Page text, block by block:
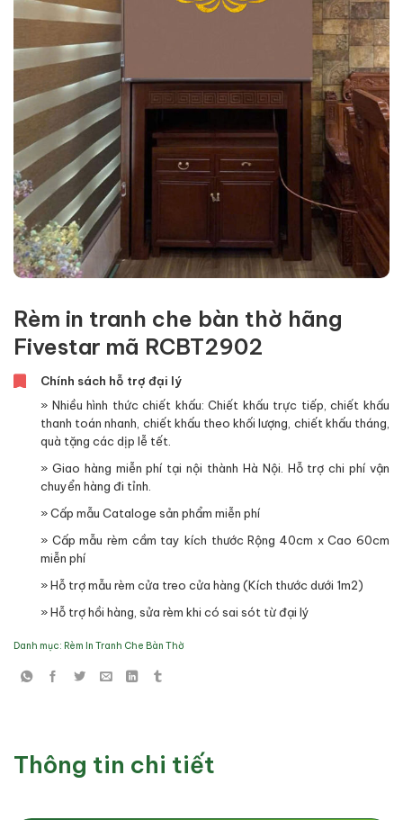
Rèm in tranh che bàn thờ hãng
Fivestar mã RCBT2902
Chính sách hỗ trợ đại lý
» Nhiều hình thức chiết khấu: Chiết khấu trực tiếp, chiết khấu
thanh toán nhanh, chiết khấu theo khối lượng, chiết khấu tháng,
quà tặng các dịp lễ tết.
» Giao hàng miễn phí tại nội thành Hà Nội. Hỗ trợ chi phí vận
chuyển hàng đi tỉnh.
» Cấp mẫu Cataloge sản phẩm miễn phí
» Cấp mẫu rèm cầm tay kích thước Rộng 40cm x Cao 60cm
miễn phí
» Hỗ trợ mẫu rèm cửa treo cửa hàng (Kích thước dưới 1m2)
» Hỗ trợ hồi hàng, sửa rèm khi có sai sót từ đại lý
Danh mục: Rèm In Tranh Che Bàn Thờ
Thông tin chi tiết